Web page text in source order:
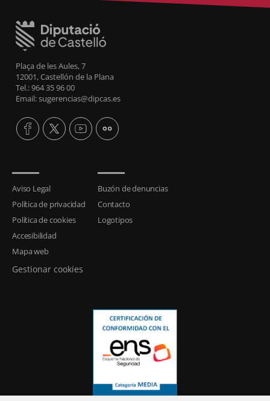
Plaça de les Aules, 7
12001, Castellón de la Plana
Tel.: 964 35 96 00
Email: sugerencias@dipcas.es
Aviso Legal
Política de privacidad
Política de cookies
Accesibilidad
Mapa web
Gestionar cookies
Buzón de denuncias
Contacto
Logotipos